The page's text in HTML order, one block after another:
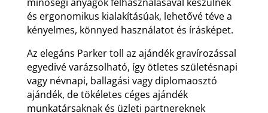
és ergonomikus kialakításúak, lehetővé téve a
kényelmes, könnyed használatot és írásképet.
Az elegáns Parker toll az ajándék gravírozással
egyedivé varázsolható, így ötletes születésnapi
vagy névnapi, ballagási vagy diplomaosztó
ajándék, de tökéletes céges ajándék
munkatársaknak és üzleti partnereknek